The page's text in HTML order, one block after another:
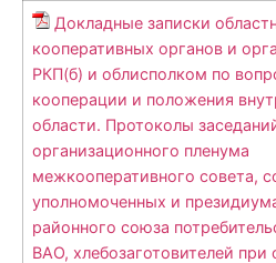
Докладные записки
кооперативных органов и
РКП(б) и облисполком по
кооперации и положения
области. Протоколы
организационного пленума
межкооперативного совета,
уполномоченных и
районного союза
ВАО, хлебозаготовителей при